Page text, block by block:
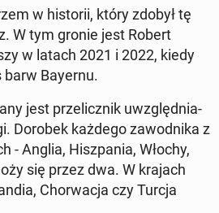
w his­torii, który zdobył tę
W tym gronie jest Robert
w latach 2021 i 2022, kiedy
barw Bayernu.
jest przelicznik uwzględ­ni­a­
Dorobek każdego za­wod­ni­ka z
- Anglia, Hisz­pa­nia, Włochy,
się przez dwa. W krajach
Chorwac­ja czy Turcja